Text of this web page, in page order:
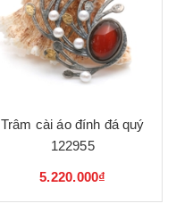
Trâm cài áo đính đá quý
122955
5.220.000₫